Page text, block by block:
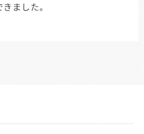
ました。